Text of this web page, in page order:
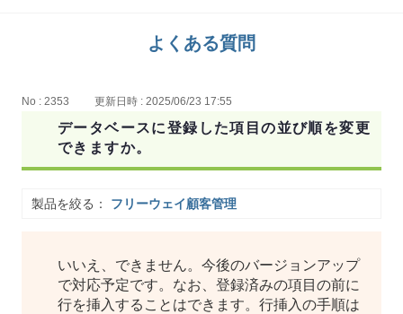
よくある質問
No : 2353 更新日時 : 2025/06/23 17:55
データベースに登録した項目の並び順を変更
できますか。
製品を絞る： フリーウェイ顧客管理
いいえ、できません。今後のバージョンアップ
で対応予定です。なお、登録済みの項目の前に
行を挿入することはできます。行挿入の手順は